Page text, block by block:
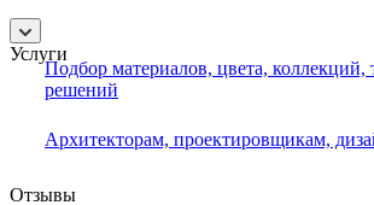
Услуги
Подбор материалов, цвета, коллекций,
решений
Архитекторам, проектировщикам,
Отзывы